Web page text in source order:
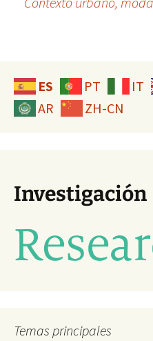
de
ES PT IT
AR
ZH-CN
Investigación
Temas principales